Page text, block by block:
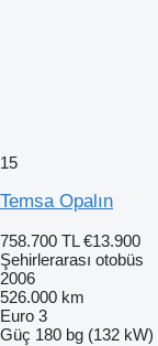
15
Temsa Opalın
758.700 TL €13.900
Şehirlerarası otobüs
2006
526.000 km
Euro 3
Güç 180 bg (132 kW)